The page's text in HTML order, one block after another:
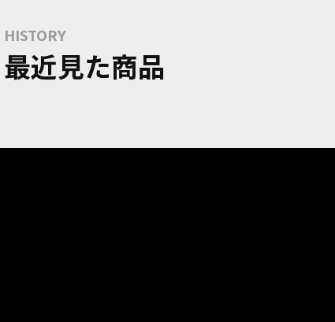
HISTORY
最近見た商品